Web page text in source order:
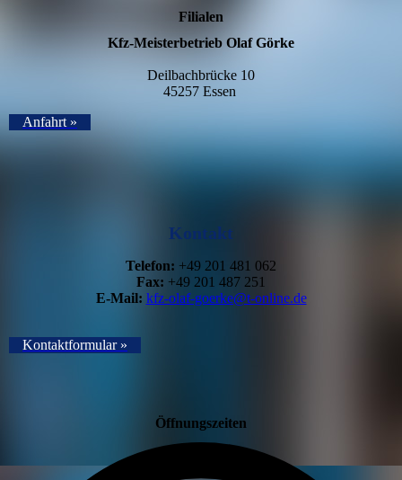
Filialen
Kfz-Meisterbetrieb Olaf Görke
Deilbachbrücke 10
45257 Essen
Anfahrt »
Kontakt
Telefon: +49 201 481 062
Fax: +49 201 487 251
E-Mail: kfz-olaf-goerke@t-online.de
Kontaktformular ­»
Öffnungszeiten